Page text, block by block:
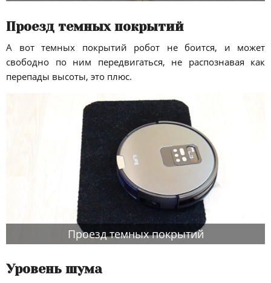
Проезд темных покрытий
А вот темных покрытий робот не боится, и может
свободно по ним передвигаться, не распознавая как
перепады высоты, это плюс.
Проезд темных покрытий
Уровень шума